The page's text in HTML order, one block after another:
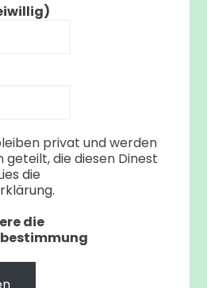
privat und werden
die diesen Dinest
die
die